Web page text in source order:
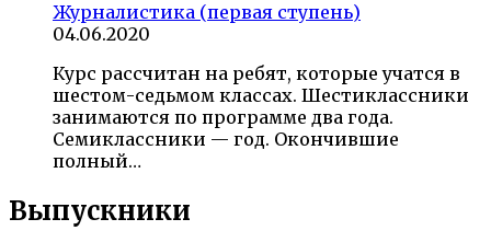
Журналистика (первая ступень)
04.06.2020
Курс рассчитан на ребят, которые учатся в
шестом-седьмом классах. Шестиклассники
занимаются по программе два года.
Семиклассники — год. Окончившие
полный…
Выпускники